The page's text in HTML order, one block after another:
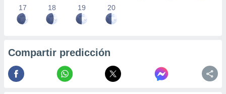
17 18 19 20
Compartir predicción